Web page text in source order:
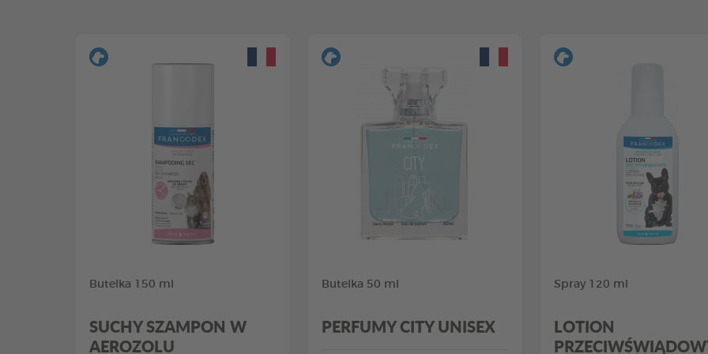
Butelka 150 ml
SUCHY SZAMPON W
AEROZOLU
Butelka 50 ml
PERFUMY CITY UNISEX
Spray 120 ml
LOTION